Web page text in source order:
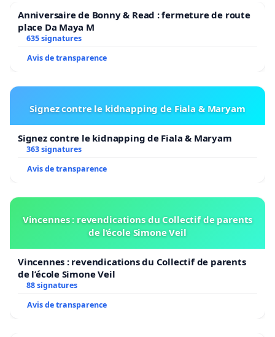
Anniversaire de Bonny & Read : fermeture de route
place Da Maya M
635 signatures
Avis de transparence
Signez contre le kidnapping de Fiala & Maryam
Signez contre le kidnapping de Fiala & Maryam
363 signatures
Avis de transparence
Vincennes : revendications du Collectif de parents
de l’école Simone Veil
Vincennes : revendications du Collectif de parents
de l’école Simone Veil
88 signatures
Avis de transparence